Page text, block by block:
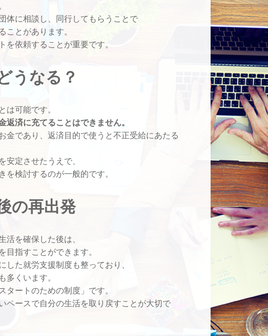
体に相談し、同行してもらうことで
ことがあります。
依頼することが重要です。
うなる？
は可能です。
返済に充てることはできません。
金であり、返済目的で使うと不正受給にあたる
定させたうえで、
検討するのが一般的です。
の再出発
を確保した後は、
指すことができます。
た就労支援制度も整っており、
多くいます。
ートのための制度」です。
ペースで自分の生活を取り戻すことが大切で